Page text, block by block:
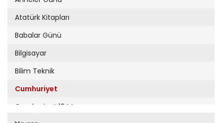
Atatürk Kitapları
Babalar Günü
Bilgisayar
Bilim Teknik
Cumhuriyet
Cumhuriyet 19 Mayıs